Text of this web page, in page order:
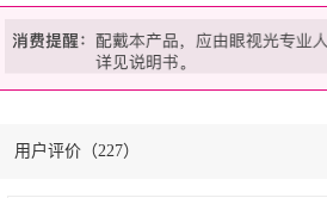
用户评价（227）